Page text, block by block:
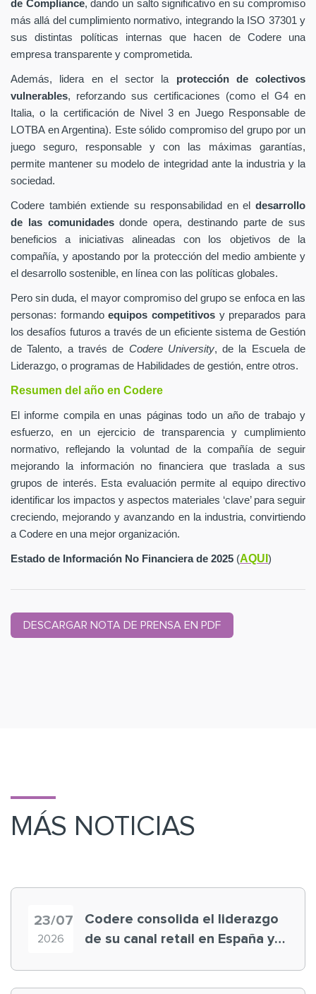
de Compliance, dando un salto significativo en su compromiso
más allá del cumplimiento normativo, integrando la ISO 37301 y
sus distintas políticas internas que hacen de Codere una
empresa transparente y comprometida.
Además, lidera en el sector la protección de colectivos
vulnerables, reforzando sus certificaciones (como el G4 en
Italia, o la certificación de Nivel 3 en Juego Responsable de
LOTBA en Argentina). Este sólido compromiso del grupo por un
juego seguro, responsable y con las máximas garantías,
permite mantener su modelo de integridad ante la industria y la
sociedad.
Codere también extiende su responsabilidad en el desarrollo
de las comunidadesdonde opera, destinando parte de sus
beneficios a iniciativas alineadas con los objetivos de la
compañía, y apostando por la protección del medio ambiente y
el desarrollo sostenible, en línea con las políticas globales.
Pero sin duda, el mayor compromiso del grupo se enfoca en las
personas: formandoequipos competitivos y preparados para
los desafíos futuros a través de un eficiente sistema de Gestión
de Talento, a través de Codere University, de la Escuela de
Liderazgo, o programas de Habilidades de gestión, entre otros.
Resumen del año en Codere
El informe compila en unas páginas todo un año de trabajo y
esfuerzo, en un ejercicio de transparencia y cumplimiento
normativo, reflejando la voluntad de la compañía de seguir
mejorando la información no financiera que traslada a sus
grupos de interés. Esta evaluación permite al equipo directivo
identificar los impactos y aspectos materiales ‘clave’ para seguir
creciendo, mejorando y avanzando en la industria, convirtiendo
a Codere en una mejor organización.
Estado de Información No Financiera de 2025 (AQUI )
DESCARGAR NOTA DE PRENSA EN PDF
MÁS NOTICIAS
23/07
2026
Codere consolida el liderazgo
de su canal retail en España y